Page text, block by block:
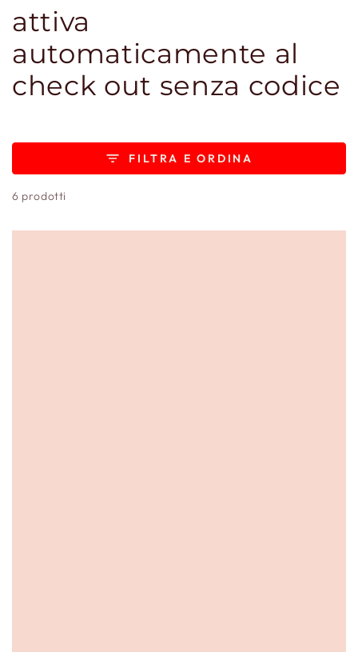
attiva
automaticamente al
check out senza codice
FILTRA E ORDINA
6 prodotti